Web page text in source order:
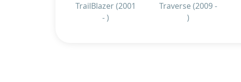
TrailBlazer (2001
- )
Traverse (2009 -
)